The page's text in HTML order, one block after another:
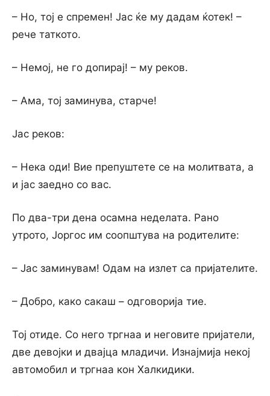
– Но, тој е спремен! Јас ќе му дадам ќотек! –
рече таткото.
– Немој, не го допирај! – му реков.
– Ама, тој заминува, старче!
Јас реков:
– Нека оди! Вие препуштете се на молитвата, а
и јас заедно со вас.
По два-три дена осамна неделата. Рано
утрото, Јоргос им соопштува на родителите:
– Јас заминувам! Одам на излет са пријателите.
– Добро, како сакаш – одговорија тие.
Тој отиде. Со него тргнаа и неговите пријатели,
две девојки и двајца младичи. Изнајмија некој
автомобил и тргнаа кон Халкидики.